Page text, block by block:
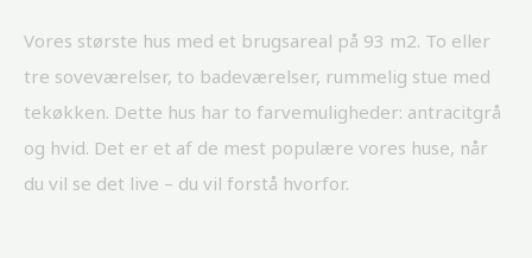
Vores største hus med et brugsareal på 93 m2. To eller
tre soveværelser, to badeværelser, rummelig stue med
tekøkken. Dette hus har to farvemuligheder: antracitgrå
og hvid. Det er et af de mest populære vores huse, når
du vil se det live – du vil forstå hvorfor.